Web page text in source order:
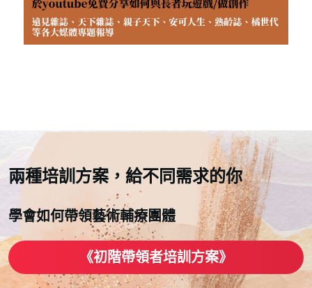
兩種培訓方案，給不同需求的你
學會如何帶領藝術輔療團體
《初階帶領者培訓方案》